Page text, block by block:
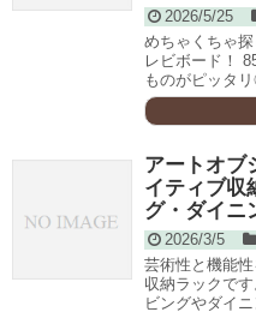
2026/5/25
めちゃくちゃ
レビボード！
ものがピッタ
アートオブ
イティブ収
グ・ダイニ
2026/3/5
芸術性と機能
収納ラックで
ビングやダイ